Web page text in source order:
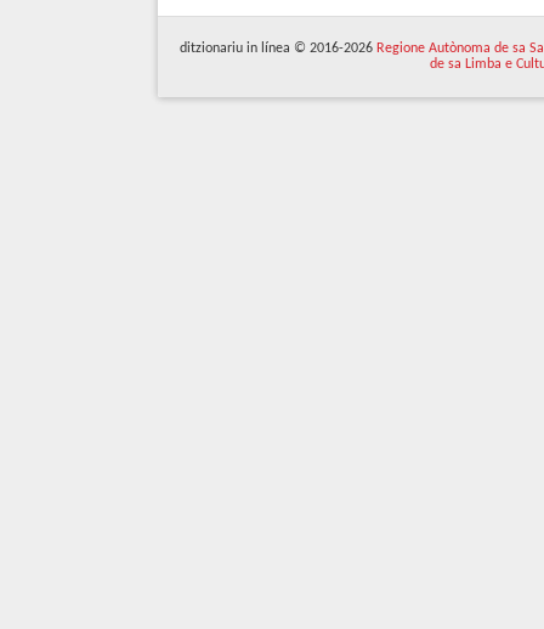
ditzionariu in línea © 2016-2026 Regione Autònoma de sa
de sa Limba e